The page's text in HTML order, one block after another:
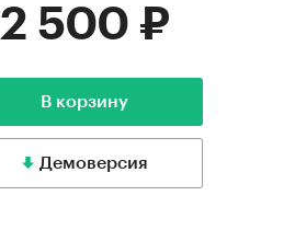
2 500 ₽
В корзину
Демоверсия